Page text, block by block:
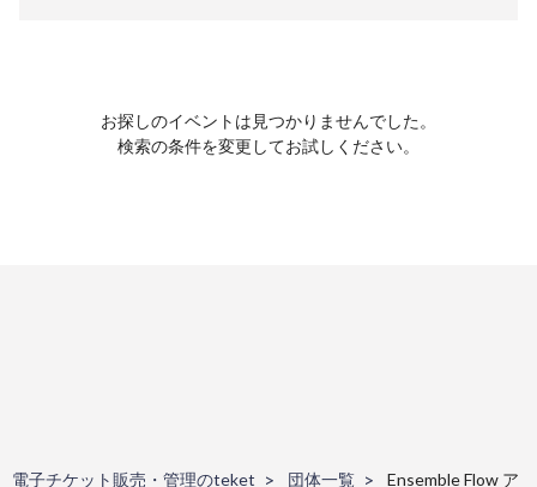
お探しのイベントは見つかりませんでした。
検索の条件を変更してお試しください。
電子チケット販売・管理のteket 団体一覧
Ensemble Flow ア